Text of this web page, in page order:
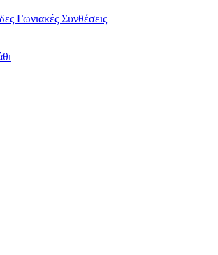
Γωνιακές Συνθέσεις